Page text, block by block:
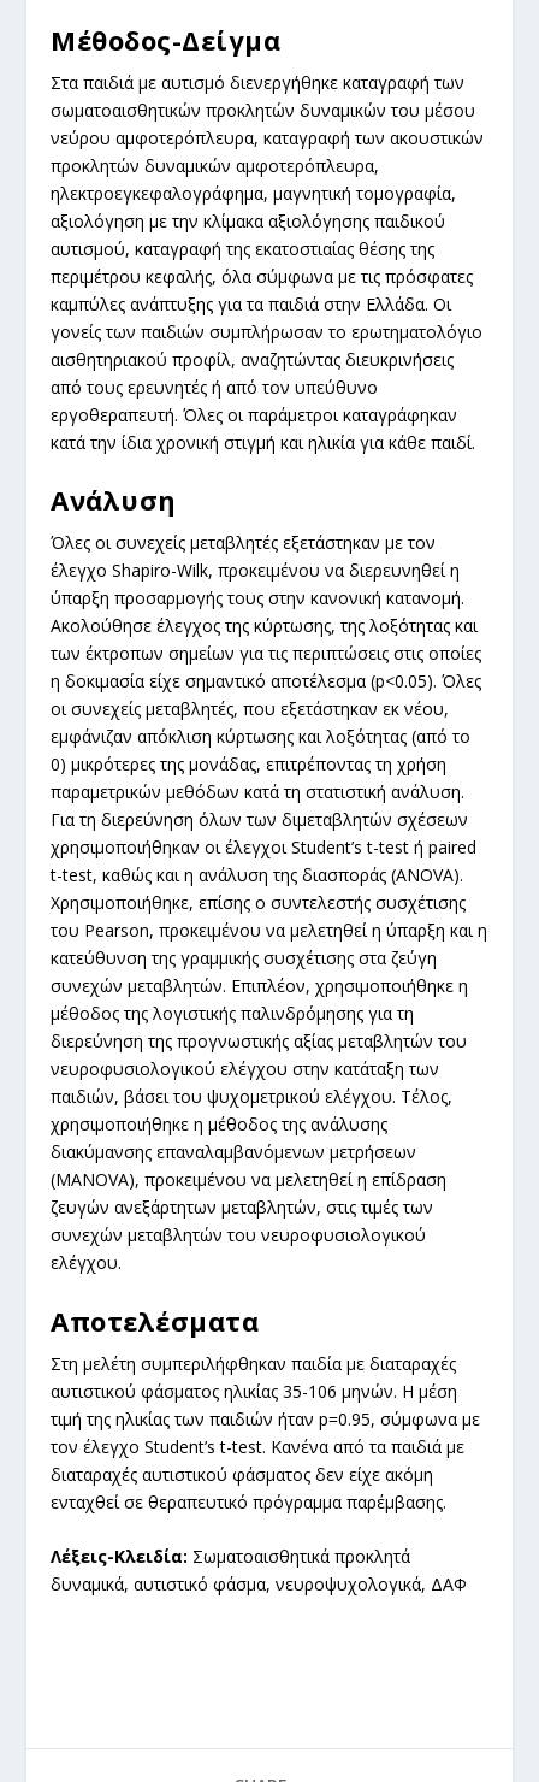
Μέθοδος-Δείγμα
Στα παιδιά με αυτισμό διενεργήθηκε καταγραφή των
σωματοαισθητικών προκλητών δυναμικών του μέσου
νεύρου αμφοτερόπλευρα, καταγραφή των ακουστικών
προκλητών δυναμικών αμφοτερόπλευρα,
ηλεκτροεγκεφαλογράφημα, μαγνητική τομογραφία,
αξιολόγηση με την κλίμακα αξιολόγησης παιδικού
αυτισμού, καταγραφή της εκατοστιαίας θέσης της
περιμέτρου κεφαλής, όλα σύμφωνα με τις πρόσφατες
καμπύλες ανάπτυξης για τα παιδιά στην Ελλάδα. Οι
γονείς των παιδιών συμπλήρωσαν το ερωτηματολόγιο
αισθητηριακού προφίλ, αναζητώντας διευκρινήσεις
από τους ερευνητές ή από τον υπεύθυνο
εργοθεραπευτή. Όλες οι παράμετροι καταγράφηκαν
κατά την ίδια χρονική στιγμή και ηλικία για κάθε παιδί.
Ανάλυση
Όλες οι συνεχείς μεταβλητές εξετάστηκαν με τον
έλεγχο Shapiro-Wilk, προκειμένου να διερευνηθεί η
ύπαρξη προσαρμογής τους στην κανονική κατανομή.
Ακολούθησε έλεγχος της κύρτωσης, της λοξότητας και
των έκτροπων σημείων για τις περιπτώσεις στις οποίες
η δοκιμασία είχε σημαντικό αποτέλεσμα (p<0.05). Όλες
οι συνεχείς μεταβλητές, που εξετάστηκαν εκ νέου,
εμφάνιζαν απόκλιση κύρτωσης και λοξότητας (από το
0) μικρότερες της μονάδας, επιτρέποντας τη χρήση
παραμετρικών μεθόδων κατά τη στατιστική ανάλυση.
Για τη διερεύνηση όλων των διμεταβλητών σχέσεων
χρησιμοποιήθηκαν οι έλεγχοι Student’s t-test ή paired
t-test, καθώς και η ανάλυση της διασποράς (ANOVA).
Χρησιμοποιήθηκε, επίσης ο συντελεστής συσχέτισης
του Pearson, προκειμένου να μελετηθεί η ύπαρξη και η
κατεύθυνση της γραμμικής συσχέτισης στα ζεύγη
συνεχών μεταβλητών. Επιπλέον, χρησιμοποιήθηκε η
μέθοδος της λογιστικής παλινδρόμησης για τη
διερεύνηση της προγνωστικής αξίας μεταβλητών του
νευροφυσιολογικού ελέγχου στην κατάταξη των
παιδιών, βάσει του ψυχομετρικού ελέγχου. Τέλος,
χρησιμοποιήθηκε η μέθοδος της ανάλυσης
διακύμανσης επαναλαμβανόμενων μετρήσεων
(ΜANOVA), προκειμένου να μελετηθεί η επίδραση
ζευγών ανεξάρτητων μεταβλητών, στις τιμές των
συνεχών μεταβλητών του νευροφυσιολογικού
ελέγχου.
Αποτελέσματα
Στη μελέτη συμπεριλήφθηκαν παιδία με διαταραχές
αυτιστικού φάσματος ηλικίας 35-106 μηνών. Η μέση
τιμή της ηλικίας των παιδιών ήταν p=0.95, σύμφωνα με
τον έλεγχο Student’s t-test. Κανένα από τα παιδιά με
διαταραχές αυτιστικού φάσματος δεν είχε ακόμη
ενταχθεί σε θεραπευτικό πρόγραμμα παρέμβασης.
Λέξεις-Κλειδία: Σωματοαισθητικά προκλητά
δυναμικά, αυτιστικό φάσμα, νευροψυχολογικά, ΔΑΦ